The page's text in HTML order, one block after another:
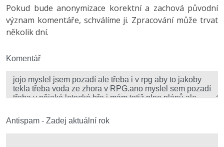
WordPress specialista
Umělá inteligence (AI) -10%
Fórum
Windows
Kybernetická bezpečnost
Fórum
Pokud bude anonymizace korektní a zachová původní
význam komentáře, schválíme ji. Zpracování může trvat
několik dní.
Komentář
Antispam - Zadej aktuální rok